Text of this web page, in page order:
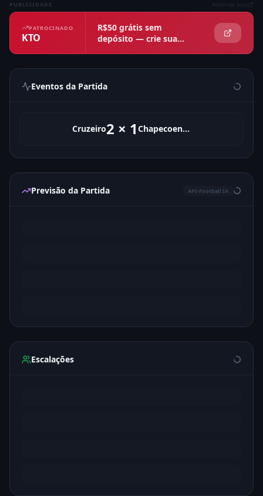
PUBLICIDADE Anunciar aqui
PATROCINADO
KTO
R$50 grátis sem
depósito — crie sua
Eventos da Partida
Cruzeiro2 × 1 Chapecoense-sc
Previsão da Partida API-Football IA
Escalações